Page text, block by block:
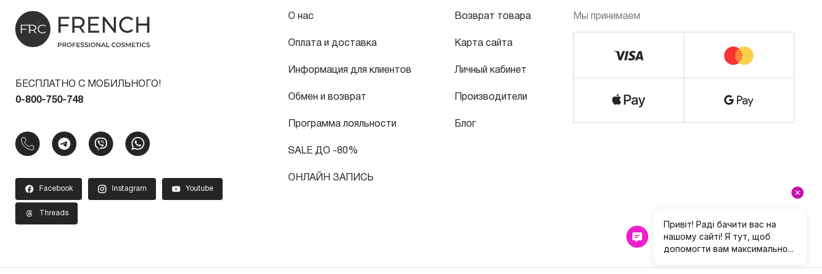
БЕСПЛАТНО С МОБИЛЬНОГО!
0-800-750-748
Facebook Instagram Youtube
Threads
О нас
Оплата и доставка
Информация для клиентов
Обмен и возврат
Программа лояльности
SALE ДО -80%
ОНЛАЙН ЗАПИСЬ
Возврат товара
Карта сайта
Личный кабинет
Производители
Блог
Мы принимаем